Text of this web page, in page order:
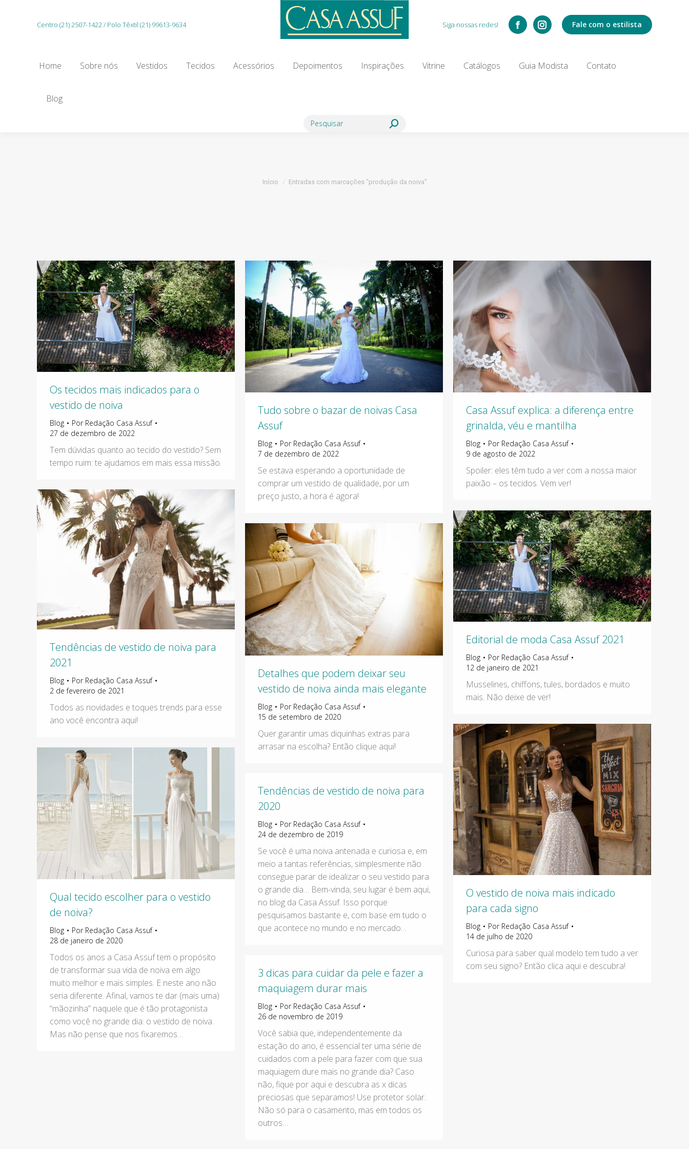
Centro (21) 2507-1422 / Polo Têxtil (21) 99613-9634 Siga nossas redes! Fale com o estilista
Home Sobre nós Vestidos Tecidos Acessórios Depoimentos Inspirações Vitrine Catálogos Guia Modista Contato
Blog
Search:
Você está aqui:
Início Entradas com marcações "produção da noiva"
Os tecidos mais indicados para o
vestido de noiva
Blog Por Redação Casa Assuf
27 de dezembro de 2022
Tem dúvidas quanto ao tecido do vestido? Sem
tempo ruim: te ajudamos em mais essa missão.
Tudo sobre o bazar de noivas Casa
Assuf
Blog Por Redação Casa Assuf
7 de dezembro de 2022
Se estava esperando a oportunidade de
comprar um vestido de qualidade, por um
preço justo, a hora é agora!
Casa Assuf explica: a diferença entre
grinalda, véu e mantilha
Blog Por Redação Casa Assuf
9 de agosto de 2022
Spoiler: eles têm tudo a ver com a nossa maior
paixão – os tecidos. Vem ver!
Tendências de vestido de noiva para
2021
Blog Por Redação Casa Assuf
2 de fevereiro de 2021
Todos as novidades e toques trends para esse
ano você encontra aqui!
Editorial de moda Casa Assuf 2021
Blog Por Redação Casa Assuf
12 de janeiro de 2021
Musselines, chiffons, tules, bordados e muito
mais. Não deixe de ver!
Detalhes que podem deixar seu
vestido de noiva ainda mais elegante
Blog Por Redação Casa Assuf
15 de setembro de 2020
Quer garantir umas diquinhas extras para
arrasar na escolha? Então clique aqui!
O vestido de noiva mais indicado
para cada signo
Blog Por Redação Casa Assuf
14 de julho de 2020
Curiosa para saber qual modelo tem tudo a ver
com seu signo? Então clica aqui e descubra!
Qual tecido escolher para o vestido
de noiva?
Blog Por Redação Casa Assuf
28 de janeiro de 2020
Todos os anos a Casa Assuf tem o propósito
de transformar sua vida de noiva em algo
muito melhor e mais simples. E neste ano não
seria diferente. Afinal, vamos te dar (mais uma)
“mãozinha” naquele que é tão protagonista
como você no grande dia: o vestido de noiva.
Mas não pense que nos fixaremos…
Tendências de vestido de noiva para
2020
Blog Por Redação Casa Assuf
24 de dezembro de 2019
Se você é uma noiva antenada e curiosa e, em
meio a tantas referências, simplesmente não
consegue parar de idealizar o seu vestido para
o grande dia… Bem-vinda, seu lugar é bem aqui,
no blog da Casa Assuf. Isso porque
pesquisamos bastante e, com base em tudo o
que acontece no mundo e no mercado…
3 dicas para cuidar da pele e fazer a
maquiagem durar mais
Blog Por Redação Casa Assuf
26 de novembro de 2019
Você sabia que, independentemente da
estação do ano, é essencial ter uma série de
cuidados com a pele para fazer com que sua
maquiagem dure mais no grande dia? Caso
não, fique por aqui e descubra as x dicas
preciosas que separamos! Use protetor solar.
Não só para o casamento, mas em todos os
outros…
Depoimentos Inspirações
Search: